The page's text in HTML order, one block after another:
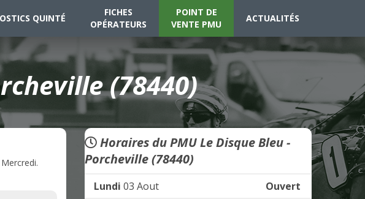
QUINTÉ
FICHES
OPÉRATEURS
POINT DE
VENTE PMU
ACTUALITÉS
(78440)
Horaires du PMU Le Disque Bleu -
Porcheville (78440)
Lundi 03 Aout
Ouvert